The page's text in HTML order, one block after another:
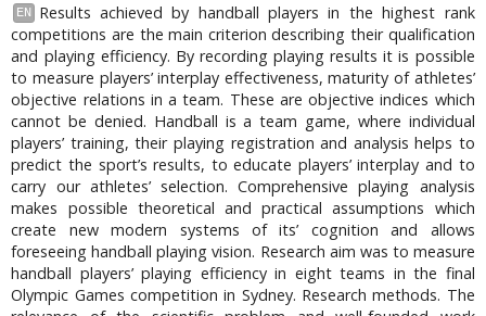
EN
Results achieved by handball players in the highest rank
competitions are the main criterion describing their qualification
and playing efficiency. By recording playing results it is possible
to measure players’ interplay effectiveness, maturity of athletes’
objective relations in a team. These are objective indices which
cannot be denied. Handball is a team game, where individual
players’ training, their playing registration and analysis helps to
predict the sport’s results, to educate players’ interplay and to
carry our athletes’ selection. Comprehensive playing analysis
makes possible theoretical and practical assumptions which
create new modern systems of its’ cognition and allows
foreseeing handball playing vision. Research aim was to measure
handball players’ playing efficiency in eight teams in the final
Olympic Games competition in Sydney. Research methods. The